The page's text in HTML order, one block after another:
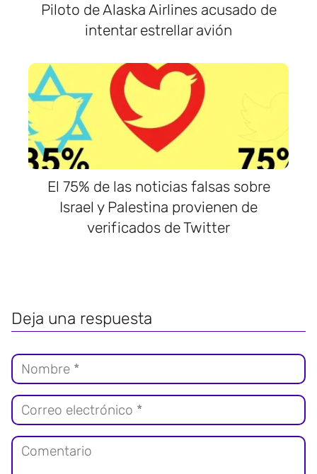
Piloto de Alaska Airlines acusado de
intentar estrellar avión
El 75% de las noticias falsas sobre
Israel y Palestina provienen de
verificados de Twitter
Deja una respuesta